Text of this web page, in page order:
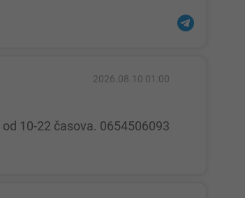
2026.08.10 01:00
10-22 časova. 0654506093